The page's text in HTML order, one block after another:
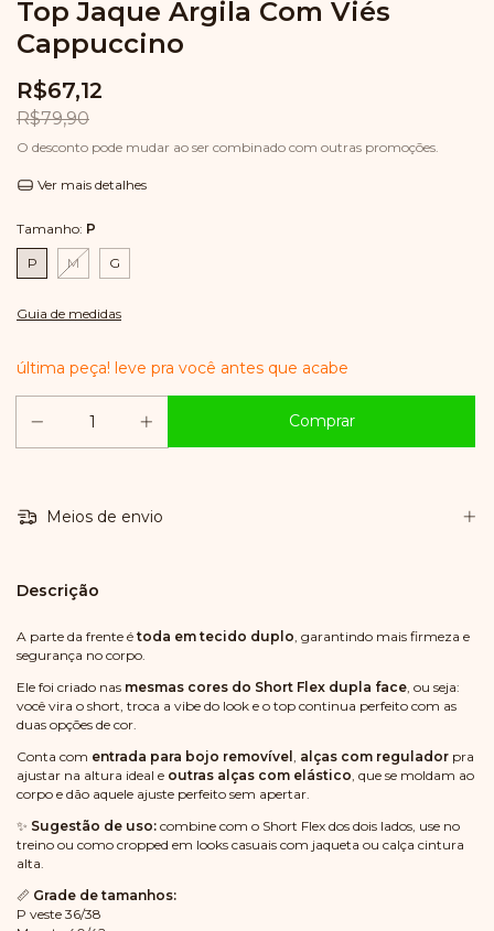
Top Jaque Argila Com Viés
Cappuccino
R$67,12
R$79,90
O desconto pode mudar ao ser combinado com outras promoções.
Ver mais detalhes
Tamanho: P
P M G
Guia de medidas
última peça! leve pra você antes que acabe
Meios de envio
Descrição
A parte da frente é toda em tecido duplo , garantindo mais firmeza e
segurança no corpo.
Ele foi criado nas mesmas cores do Short Flex dupla face , ou seja:
você vira o short, troca a vibe do look e o top continua perfeito com as
duas opções de cor.
Conta com entrada para bojo removível alças com regulador pra
ajustar na altura ideal e outras alças com elástico , que se moldam ao
corpo e dão aquele ajuste perfeito sem apertar.
✨ Sugestão de uso: combine com o Short Flex dos dois lados, use no
treino ou como cropped em looks casuais com jaqueta ou calça cintura
alta.
📏 Grade de tamanhos:
P veste 36/38